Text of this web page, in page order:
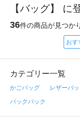
【バッグ】 に
36件の商品が見つか
おす
カテゴリー一覧
かごバッグ レザーバ
バックパック